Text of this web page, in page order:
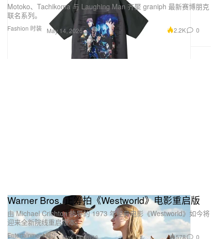
Fashion 时装
Motoko、Tachikoma 与 Laughing Man 齐聚 graniph 最新赛博朋克
联名系列。
May 14, 2026 2.2K 0
Entertainment 娱乐
Warner Bros. 正筹拍《Westworld》电影重启版
由 Michael Crichton 执导的 1973 年经典电影《Westworld》如今将
迎来全新院线重启版本。
May 14, 2026 578 0